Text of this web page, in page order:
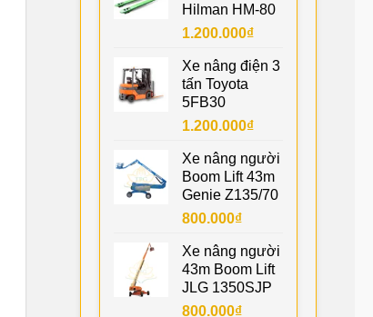
Hilman HM-80
1.200.000₫
Xe nâng điện 3
tấn Toyota
5FB30
1.200.000₫
Xe nâng người
Boom Lift 43m
Genie Z135/70
800.000₫
Xe nâng người
43m Boom Lift
JLG 1350SJP
800.000₫